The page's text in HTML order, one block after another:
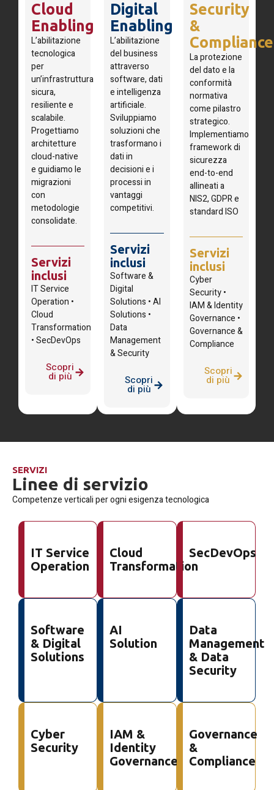
Cloud
Enabling
L’abilitazione
tecnologica
per
un’infrastruttura
sicura,
resiliente e
scalabile.
Progettiamo
architetture
cloud-native
e guidiamo le
migrazioni
con
metodologie
consolidate.
Servizi
inclusi
IT Service
Operation •
Cloud
Transformation
• SecDevOps
Scopri
di più
Digital
Enabling
L’abilitazione
del business
attraverso
software, dati
e intelligenza
artificiale.
Sviluppiamo
soluzioni che
trasformano i
dati in
decisioni e i
processi in
vantaggi
competitivi.
Servizi
inclusi
Software &
Digital
Solutions • AI
Solutions •
Data
Management
& Security
Scopri
di più
Security
&
Compliance
La protezione
del dato e la
conformità
normativa
come pilastro
strategico.
Implementiamo
framework di
sicurezza
end-to-end
allineati a
NIS2, GDPR e
standard ISO
Servizi
inclusi
Cyber
Security •
IAM & Identity
Governance •
Governance &
Compliance
Scopri
di più
SERVIZI
Linee di servizio
Competenze verticali per ogni esigenza tecnologica
IT Service
Operation
Cloud
Transformation
SecDevOps
Software
& Digital
Solutions
AI
Solution
Data
Management
& Data
Security
Cyber
Security
IAM &
Identity
Governance
Governance
&
Compliance